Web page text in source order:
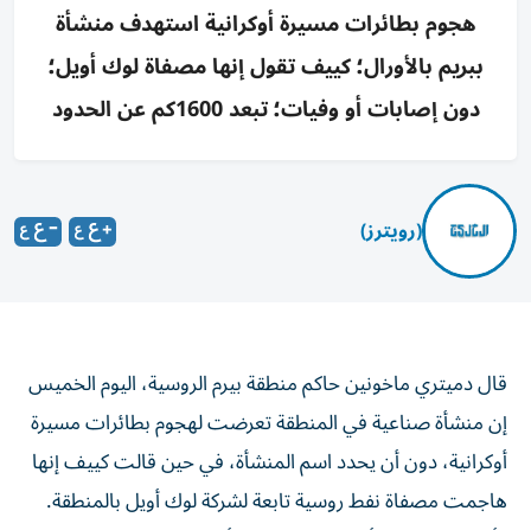
هجوم بطائرات مسيرة أوكرانية استهدف منشأة
ببريم بالأورال؛ كييف تقول إنها مصفاة لوك أويل؛
دون إصابات أو وفيات؛ تبعد 1600كم عن الحدود
(رويترز)
قال دميتري ماخونين ‌حاكم منطقة بيرم الروسية، ​اليوم ⁠الخميس
إن منشأة ‌صناعية في ‌المنطقة تعرضت لهجوم بطائرات مسيرة
أوكرانية، ‌دون أن يحدد اسم ⁠المنشأة، في حين قالت كييف إنها
هاجمت مصفاة نفط روسية تابعة لشركة لوك أويل ​بالمنطقة.